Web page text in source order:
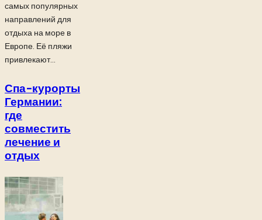
самых популярных
направлений для
отдыха на море в
Европе. Её пляжи
привлекают...
Спа-курорты
Германии:
где
совместить
лечение и
отдых